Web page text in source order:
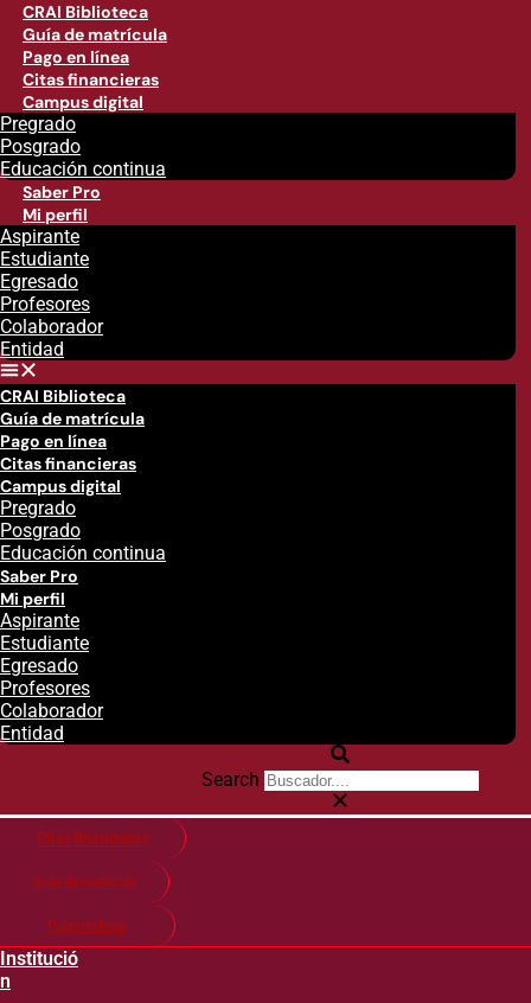
CRAI Biblioteca
Guía de matrícula
Pago en línea
Citas financieras
Campus digital
Pregrado
Posgrado
Educación continua
Saber Pro
Mi perfil
Aspirante
Estudiante
Egresado
Profesores
Colaborador
Entidad
CRAI Biblioteca
Guía de matrícula
Pago en línea
Citas financieras
Campus digital
Pregrado
Posgrado
Educación continua
Saber Pro
Mi perfil
Aspirante
Estudiante
Egresado
Profesores
Colaborador
Entidad
Search
Citas financieras
Guía de matricula
Pago en línea
Institució
n